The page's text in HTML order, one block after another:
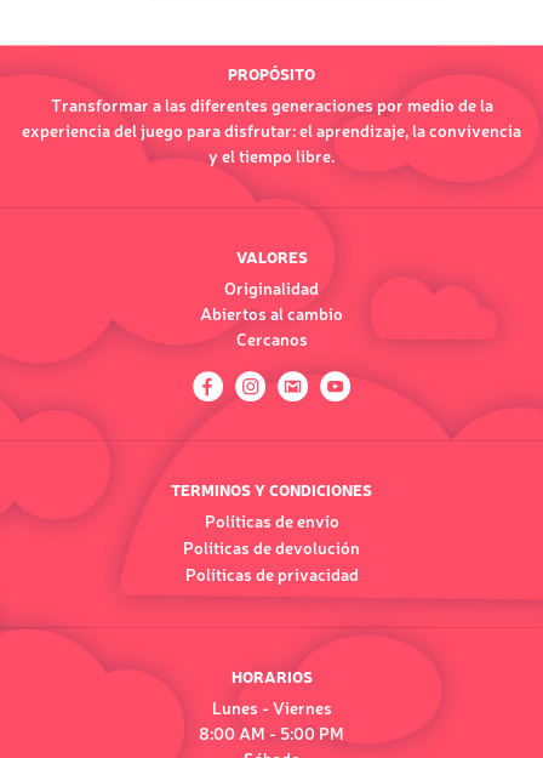
PROPÓSITO
Transformar a las diferentes generaciones por medio de la
experiencia del juego para disfrutar: el aprendizaje, la convivencia
y el tiempo libre.
VALORES
Originalidad
Abiertos al cambio
Cercanos
TERMINOS Y CONDICIONES
Políticas de envío
Políticas de devolución
Políticas de privacidad
HORARIOS
Lunes - Viernes
8:00 AM - 5:00 PM